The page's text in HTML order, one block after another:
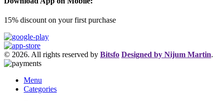
15% discount on your first purchase
© 2026. All rights reserved by Bitsfo Designed by Nijum Martin.
Menu
Categories